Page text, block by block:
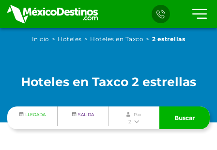
Inicio Hoteles Hoteles en Taxco 2 estrellas
Hoteles en Taxco 2 estrellas
LLEGADA SALIDA Pax
2
Buscar